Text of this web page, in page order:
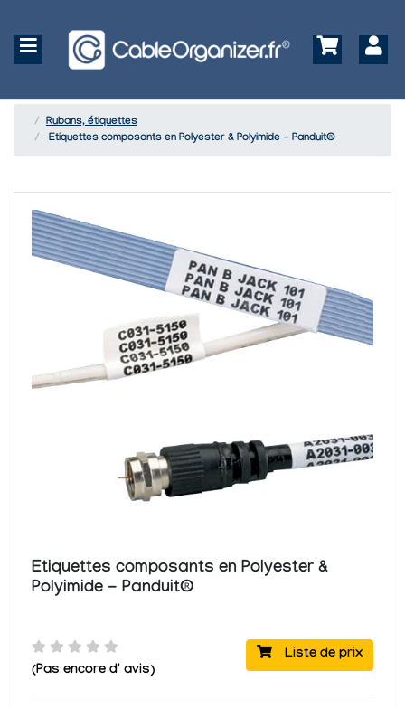
Rubans, étiquettes
Etiquettes composants en Polyester & Polyimide - Panduit®
Etiquettes composants en Polyester &
Polyimide - Panduit®
Liste de prix
(Pas encore d' avis)